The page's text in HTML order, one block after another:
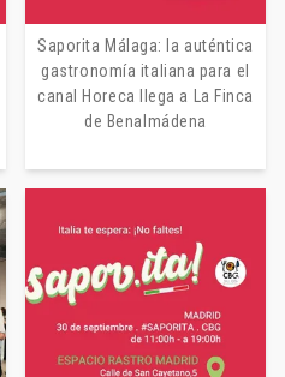
Saporita Málaga: la auténtica
gastronomía italiana para el
canal Horeca llega a La Finca
de Benalmádena
de vinos italianos
y personalidad